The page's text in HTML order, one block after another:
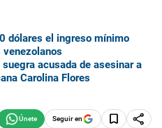
dólares el ingreso mínimo
acusada de asesinar a
Carolina Flores
Seguir en